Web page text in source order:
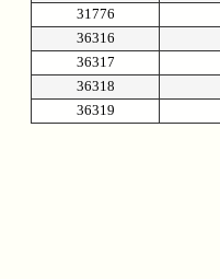
31776
36316
36317
36318
36319